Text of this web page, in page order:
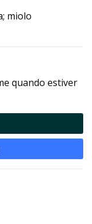
miolo
quando estiver